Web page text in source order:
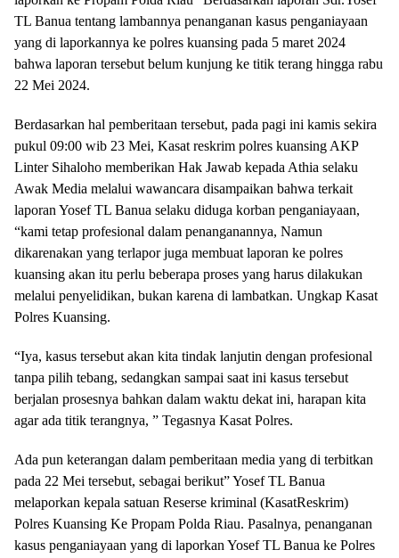
TL Banua tentang lambannya penanganan kasus penganiayaan
yang di laporkannya ke polres kuansing pada 5 maret 2024
bahwa laporan tersebut belum kunjung ke titik terang hingga rabu
22 Mei 2024.
Berdasarkan hal pemberitaan tersebut, pada pagi ini kamis sekira
pukul 09:00 wib 23 Mei, Kasat reskrim polres kuansing AKP
Linter Sihaloho memberikan Hak Jawab kepada Athia selaku
Awak Media melalui wawancara disampaikan bahwa terkait
laporan Yosef TL Banua selaku diduga korban penganiayaan,
“kami tetap profesional dalam penanganannya, Namun
dikarenakan yang terlapor juga membuat laporan ke polres
kuansing akan itu perlu beberapa proses yang harus dilakukan
melalui penyelidikan, bukan karena di lambatkan. Ungkap Kasat
Polres Kuansing.
“Iya, kasus tersebut akan kita tindak lanjutin dengan profesional
tanpa pilih tebang, sedangkan sampai saat ini kasus tersebut
berjalan prosesnya bahkan dalam waktu dekat ini, harapan kita
agar ada titik terangnya, ” Tegasnya Kasat Polres.
Ada pun keterangan dalam pemberitaan media yang di terbitkan
pada 22 Mei tersebut, sebagai berikut” Yosef TL Banua
melaporkan kepala satuan Reserse kriminal (KasatReskrim)
Polres Kuansing Ke Propam Polda Riau. Pasalnya, penanganan
kasus penganiayaan yang di laporkan Yosef TL Banua ke Polres